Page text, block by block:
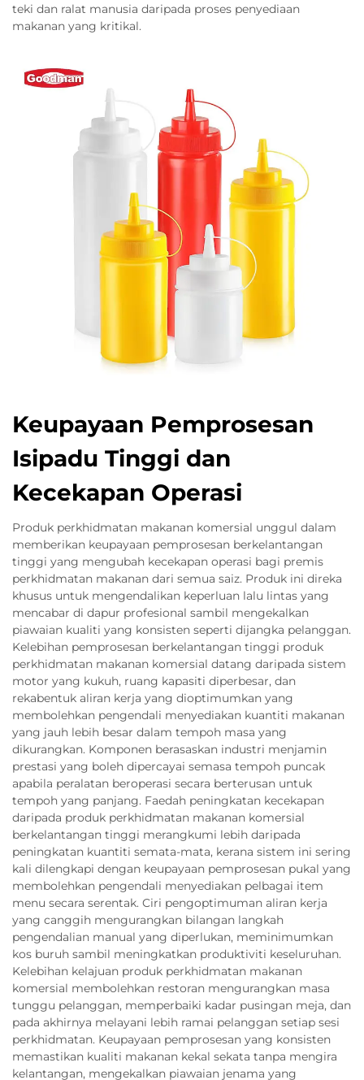
teki dan ralat manusia daripada proses penyediaan
makanan yang kritikal.
Keupayaan Pemprosesan
Isipadu Tinggi dan
Kecekapan Operasi
Produk perkhidmatan makanan komersial unggul dalam
memberikan keupayaan pemprosesan berkelantangan
tinggi yang mengubah kecekapan operasi bagi premis
perkhidmatan makanan dari semua saiz. Produk ini direka
khusus untuk mengendalikan keperluan lalu lintas yang
mencabar di dapur profesional sambil mengekalkan
piawaian kualiti yang konsisten seperti dijangka pelanggan.
Kelebihan pemprosesan berkelantangan tinggi produk
perkhidmatan makanan komersial datang daripada sistem
motor yang kukuh, ruang kapasiti diperbesar, dan
rekabentuk aliran kerja yang dioptimumkan yang
membolehkan pengendali menyediakan kuantiti makanan
yang jauh lebih besar dalam tempoh masa yang
dikurangkan. Komponen berasaskan industri menjamin
prestasi yang boleh dipercayai semasa tempoh puncak
apabila peralatan beroperasi secara berterusan untuk
tempoh yang panjang. Faedah peningkatan kecekapan
daripada produk perkhidmatan makanan komersial
berkelantangan tinggi merangkumi lebih daripada
peningkatan kuantiti semata-mata, kerana sistem ini sering
kali dilengkapi dengan keupayaan pemprosesan pukal yang
membolehkan pengendali menyediakan pelbagai item
menu secara serentak. Ciri pengoptimuman aliran kerja
yang canggih mengurangkan bilangan langkah
pengendalian manual yang diperlukan, meminimumkan
kos buruh sambil meningkatkan produktiviti keseluruhan.
Kelebihan kelajuan produk perkhidmatan makanan
komersial membolehkan restoran mengurangkan masa
tunggu pelanggan, memperbaiki kadar pusingan meja, dan
pada akhirnya melayani lebih ramai pelanggan setiap sesi
perkhidmatan. Keupayaan pemprosesan yang konsisten
memastikan kualiti makanan kekal sekata tanpa mengira
kelantangan, mengekalkan piawaian jenama yang